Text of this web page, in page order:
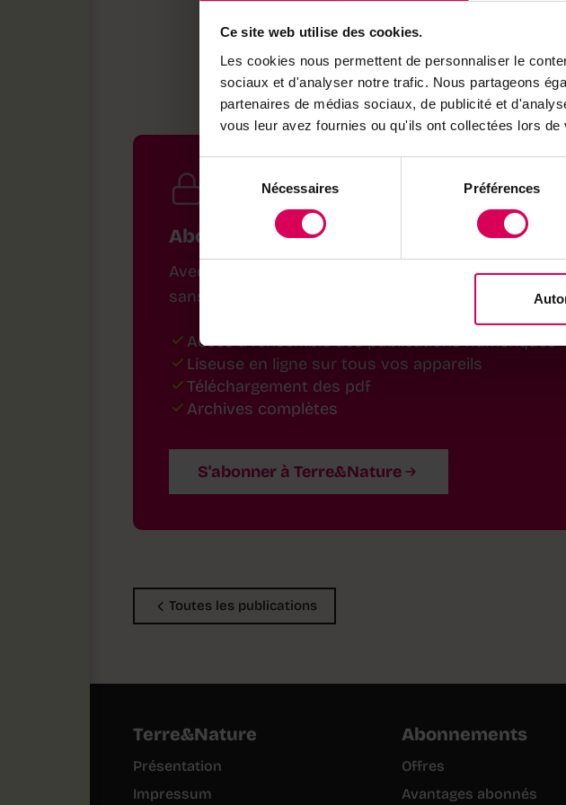
Ce site web utilise des cookies.
Les cookies nous permettent de personnaliser le
sociaux et d'analyser notre trafic. Nous partageons
partenaires de médias sociaux, de publicité et
vous leur avez fournies ou qu'ils ont collectées lors
du
consentement
Nécessaires Préférences
Bonne
Abonnez-vous pour tout lire
Avec un abonnement, consultez toutes les éditions
sans limitation
Accès à l'ensemble des publications numériques
Liseuse en ligne sur tous vos appareils
Téléchargement des pdf
Archives complètes
S'abonner à Terre&Nature
Toutes les publications
Terre&Nature
Présentation
Impressum
Abonnements
Offres
Avantages abonnés